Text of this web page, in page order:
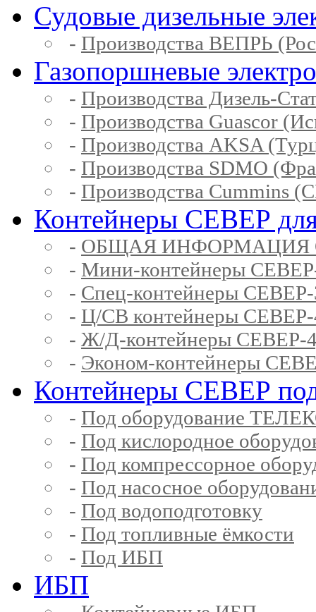
Судовые дизельные
- Производства ВЕПРЬ
Газопоршневые
- Производства Дизель-
- Производства Guascor
- Производства AKSA
- Производства SDMO
- Производства Cummins
Контейнеры СЕВЕР для
- ОБЩАЯ ИНФОРМАЦИЯ
- Мини-контейнеры
- Спец-контейнеры
- Ц/СВ контейнеры
- Ж/Д-контейнеры
- Эконом-контейнеры
Контейнеры СЕВЕР
- Под оборудование
- Под кислородное
- Под компрессорное
- Под насосное
- Под водоподготовку
- Под топливные ёмкости
- Под ИБП
ИБП